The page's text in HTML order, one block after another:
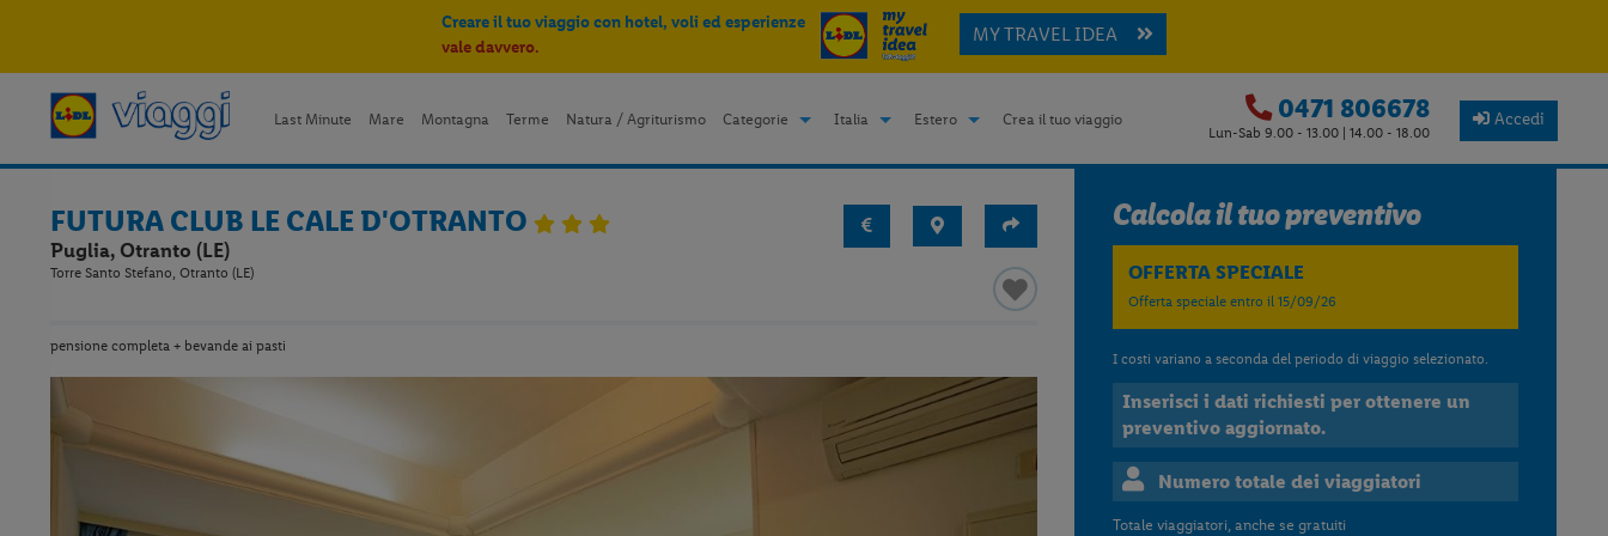
Creare il tuo viaggio con hotel, voli ed esperienze
vale davvero.
MY TRAVEL IDEA
Last Minute Mare Montagna Terme Natura / Agriturismo Categorie Italia Estero Crea il tuo viaggio 0471 806678
Lun-Sab 9.00 - 13.00 | 14.00 - 18.00
Accedi
FUTURA CLUB LE CALE D'OTRANTO
Puglia, Otranto (LE)
Torre Santo Stefano, Otranto (LE)
pensione completa + bevande ai pasti
Calcola il tuo preventivo
OFFERTA SPECIALE
Offerta speciale entro il 15/09/26
I costi variano a seconda del periodo di viaggio selezionato.
Inserisci i dati richiesti per ottenere un
preventivo aggiornato.
Numero totale dei viaggiatori
Totale viaggiatori, anche se gratuiti